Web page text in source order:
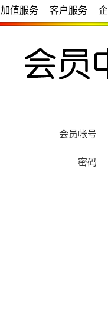
加值服务 | 客户服务 |
会员帐号
密码